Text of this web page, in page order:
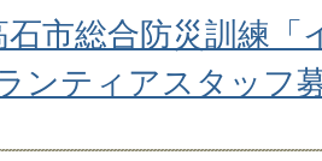
市総合防災訓練「
ンティアスタッフ